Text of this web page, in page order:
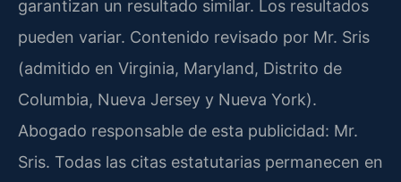
garantizan un resultado similar. Los resultados
pueden variar. Contenido revisado por Mr. Sris
(admitido en Virginia, Maryland, Distrito de
Columbia, Nueva Jersey y Nueva York).
Abogado responsable de esta publicidad: Mr.
Sris. Todas las citas estatutarias permanecen en